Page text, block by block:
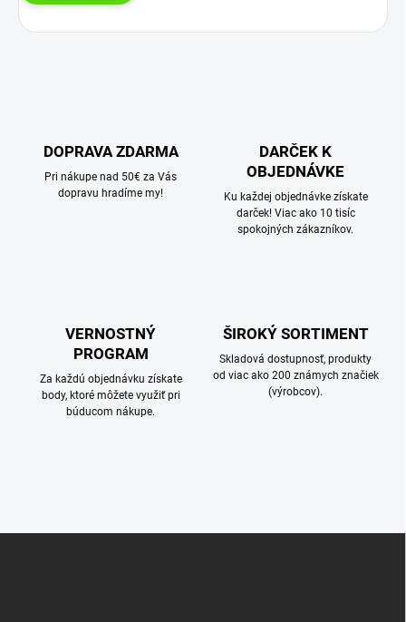
DOPRAVA ZDARMA
Pri nákupe nad 50€ za Vás
dopravu hradíme my!
DARČEK K
OBJEDNÁVKE
Ku každej objednávke získate
darček! Viac ako 10 tisíc
spokojných zákazníkov.
VERNOSTNÝ
PROGRAM
Za každú objednávku získate
body, ktoré môžete využiť pri
búducom nákupe.
ŠIROKÝ SORTIMENT
Skladová dostupnosť, produkty
od viac ako 200 známych značiek
(výrobcov).